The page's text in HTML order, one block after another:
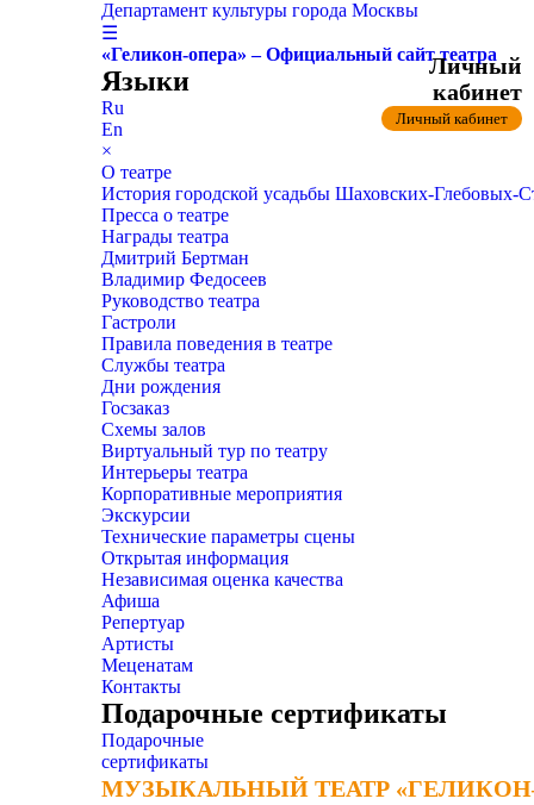
Департамент культуры города Москвы
☰
«Геликон-опера» – Официальный сайт театра
Языки
Ru
En
×
О театре
История городской усадьбы Шаховских-
Пресса о театре
Награды театра
Дмитрий Бертман
Владимир Федосеев
Руководство театра
Гастроли
Правила поведения в театре
Службы театра
Дни рождения
Госзаказ
Схемы залов
Виртуальный тур по театру
Интерьеры театра
Корпоративные мероприятия
Экскурсии
Технические параметры сцены
Открытая информация
Независимая оценка качества
Афиша
Репертуар
Артисты
Меценатам
Контакты
Подарочные сертификаты
Подарочные
сертификаты
МУЗЫКАЛЬНЫЙ ТЕАТР
МУЗЫКАЛЬНЫЙ ТЕАТР
Личный
кабинет
Личный кабинет